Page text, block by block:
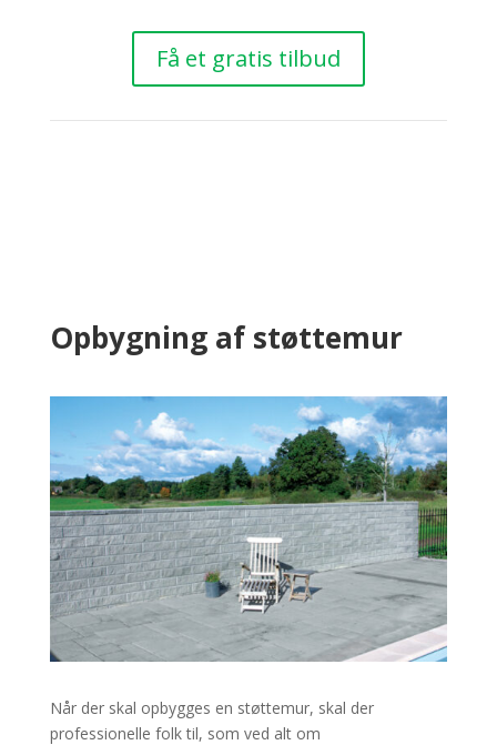
Få et gratis tilbud
Opbygning af støttemur
Når der skal opbygges en støttemur, skal der
professionelle folk til, som ved alt om